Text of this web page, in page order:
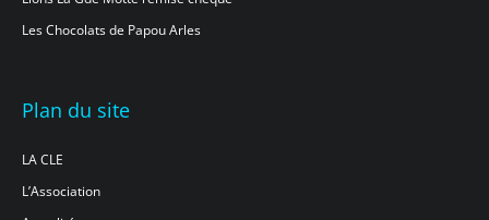
Les Chocolats de Papou Arles
Plan du site
LA CLE
L’Association